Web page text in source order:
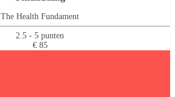
The Health Fundament
2.5 - 5 punten
€ 85